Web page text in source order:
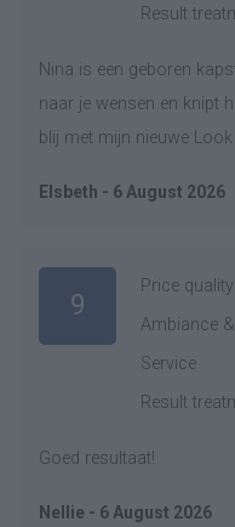
Result
Nina is een geboren
naar je wensen en knipt
blij met mijn nieuwe Look
Elsbeth - 6 August 2026
9
Price quality
Ambiance
Service
Result
Goed resultaat!
Nellie - 6 August 2026